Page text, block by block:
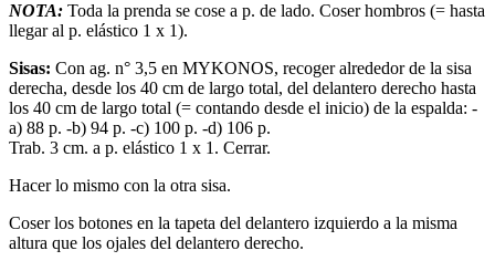
NOTA: Toda la prenda se cose a p. de lado. Coser hombros (= hasta
llegar al p. elástico 1 x 1).
Sisas: Con ag. n° 3,5 en MYKONOS, recoger alrededor de la sisa
derecha, desde los 40 cm de largo total, del delantero derecho hasta
los 40 cm de largo total (= contando desde el inicio) de la espalda: -
a) 88 p. -b) 94 p. -c) 100 p. -d) 106 p.
Trab. 3 cm. a p. elástico 1 x 1. Cerrar.
Hacer lo mismo con la otra sisa.
Coser los botones en la tapeta del delantero izquierdo a la misma
altura que los ojales del delantero derecho.